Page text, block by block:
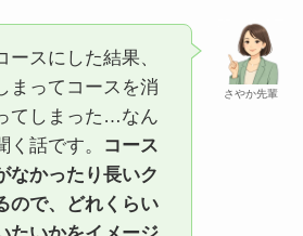
さやか先輩
ースにした結果、
まってコースを消
てしまった…なん
く話です。
コース
なかったり長いク
ので、どれくらい